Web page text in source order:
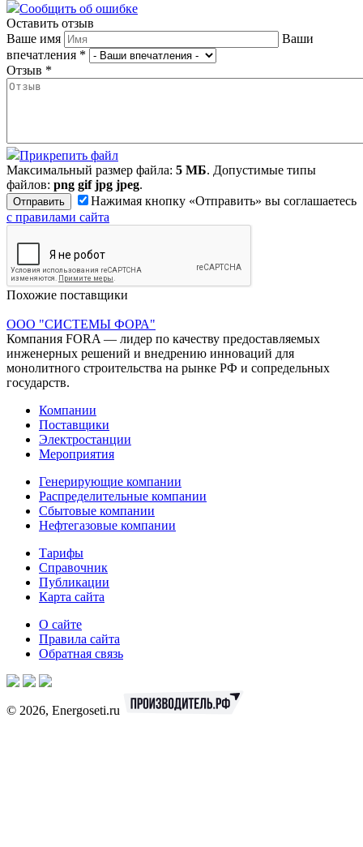
Сообщить об ошибке
Оставить отзыв
Ваше имя
Ваши
впечатления *
Отзыв *
Прикрепить файл
Максимальный размер файла: 5 МБ. Допустимые типы
файлов: png gif jpg jpeg.
Нажимая кнопку «Отправить» вы соглашаетесь
с правилами сайта
Похожие поставщики
ООО "СИСТЕМЫ ФОРА"
Компания FORA — лидер по качеству предоставляемых
инженерных решений и внедрению инноваций для
монолитного строительства на рынке РФ и сопредельных
государств.
Компании
Поставщики
Электростанции
Мероприятия
Генерирующие компании
Распределительные компании
Сбытовые компании
Нефтегазовые компании
Тарифы
Справочник
Публикации
Карта сайта
О сайте
Правила сайта
Обратная связь
© 2026, Energoseti.ru